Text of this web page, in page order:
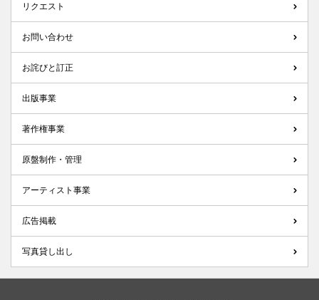
リクエスト
お問い合わせ
お詫びと訂正
出版事業
著作権事業
原盤制作・管理
アーティスト事業
広告掲載
写真貸し出し